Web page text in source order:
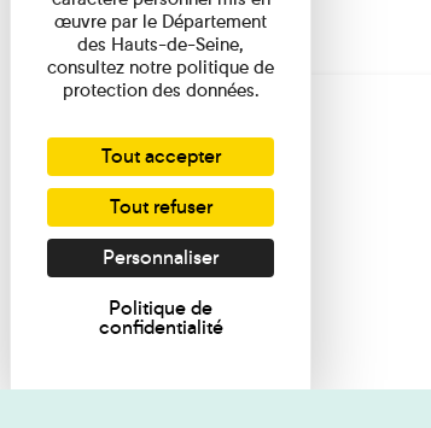
œuvre par le Département
des Hauts-de-Seine,
consultez notre politique de
protection des données.
Tout accepter
Tout refuser
Personnaliser
Politique de
confidentialité